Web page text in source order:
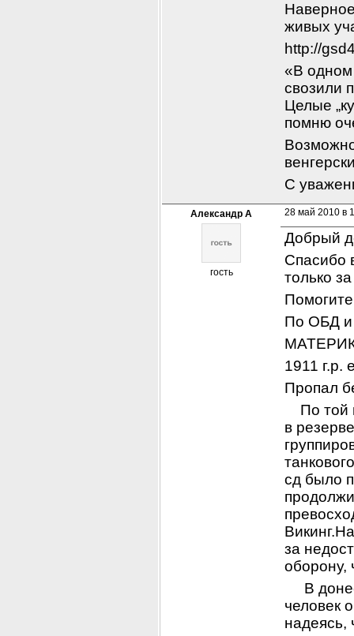
живых
http://
«В одном
свозили
Целые
помню
С
Александр А
гость
28 май 2010 в
Добрый
Спасибо
только
По ОБД и
1911 г.р.
Пропал
По той
в
сд было
за
оборону,
В
человек
надеясь,